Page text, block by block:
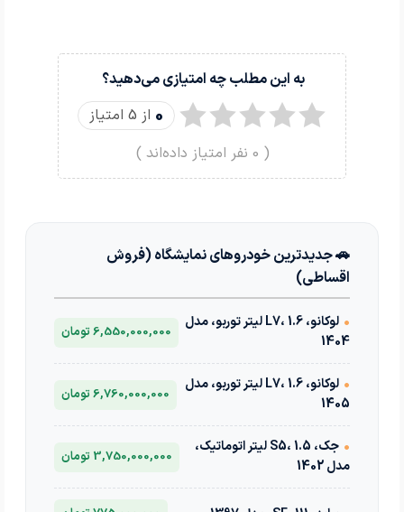
به این مطلب چه امتیازی می‌دهید؟
0 از 5 امتیاز
(
0 نفر امتیاز داده‌اند )
🚗 جدیدترین خودروهای نمایشگاه (فروش
اقساطی)
•
لوکانو، L7، 1.6 لیتر توربو، مدل
1404
6,550,000,000 تومان
•
لوکانو، L7، 1.6 لیتر توربو، مدل
1405
6,760,000,000 تومان
•
جک، S5، 1.5 لیتر اتوماتیک،
مدل 1402
3,750,000,000 تومان